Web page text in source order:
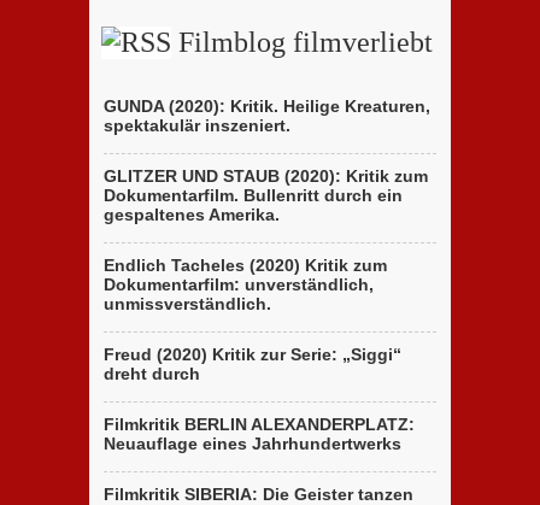
Filmblog filmverliebt
GUNDA (2020): Kritik. Heilige Kreaturen,
spektakulär inszeniert.
GLITZER UND STAUB (2020): Kritik zum
Dokumentarfilm. Bullenritt durch ein
gespaltenes Amerika.
Endlich Tacheles (2020) Kritik zum
Dokumentarfilm: unverständlich,
unmissverständlich.
Freud (2020) Kritik zur Serie: „Siggi“
dreht durch
Filmkritik BERLIN ALEXANDERPLATZ:
Neuauflage eines Jahrhundertwerks
Filmkritik SIBERIA: Die Geister tanzen